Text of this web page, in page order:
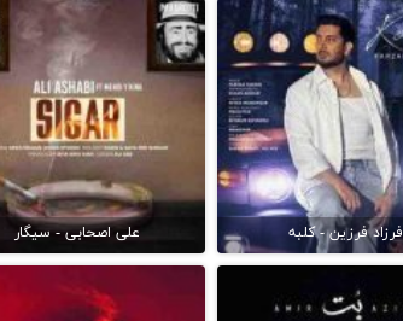
فرزاد فرزین - کلبه علی اصحابی - سیگار